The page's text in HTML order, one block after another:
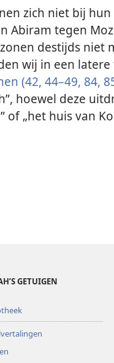
zich niet bij
Abiram tegen
destijds niet
wij in een
(42, 44–49, 84,
hoewel deze
of „het huis van
GETUIGEN